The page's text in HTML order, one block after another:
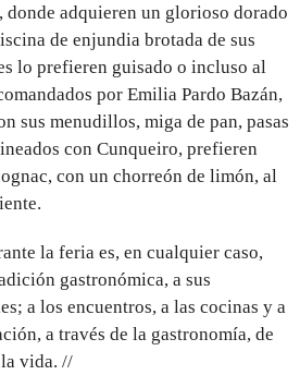
donde adquieren un glorioso dorado
de enjundia brotada de sus
lo prefieren guisado o incluso al
por Emilia Pardo Bazán,
sus menudillos, miga de pan, pasas
con Cunqueiro, prefieren
con un chorreón de limón, al
la feria es, en cualquier caso,
gastronómica, a sus
a los encuentros, a las cocinas y a
a través de la gastronomía, de
vida. //